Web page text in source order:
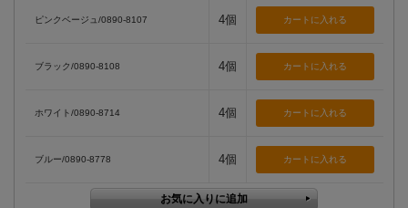
ピンクベージュ/0890-8107 4個
ブラック/0890-8108 4個
ホワイト/0890-8714 4個
ブルー/0890-8778 4個